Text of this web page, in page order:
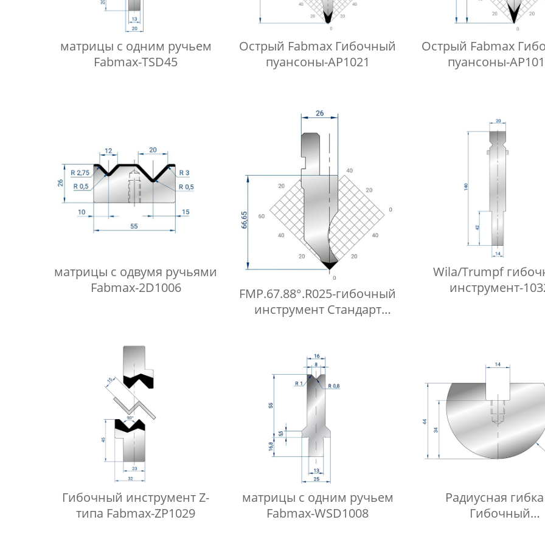
матрицы с одним ручьем
Fabmax-TSD45
Острый Fabmax Гибочный
пуансоны-AP1021
Острый Fabmax
пуансоны-
матрицы с одвумя ручьями
Fabmax-2D1006
FMP.67.88°.R025-гибочный
инструмент Стандарт
Wila/Trumpf
инструмент-
Гибочный инструмент Z-
типа Fabmax-ZP1029
матрицы с одним ручьем
Fabmax-WSD1008
Радиусная
Гибочный